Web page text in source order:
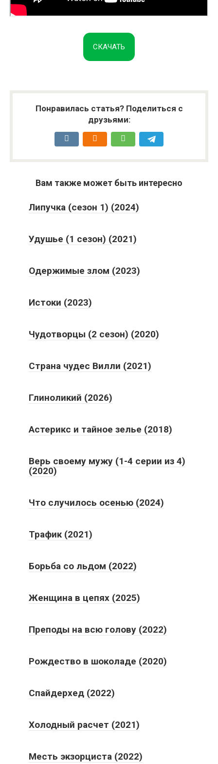
СКАЧАТЬ
Понравилась статья? Поделиться с
друзьями:
Вам также может быть интересно
Липучка (сезон 1) (2024)
Удушье (1 сезон) (2021)
Одержимые злом (2023)
Истоки (2023)
Чудотворцы (2 сезон) (2020)
Страна чудес Вилли (2021)
Глиноликий (2026)
Астерикс и тайное зелье (2018)
Верь своему мужу (1-4 серии из 4)
(2020)
Что случилось осенью (2024)
Трафик (2021)
Борьба со льдом (2022)
Женщина в цепях (2025)
Преподы на всю голову (2022)
Рождество в шоколаде (2020)
Спайдерхед (2022)
Холодный расчет (2021)
Месть экзорциста (2022)